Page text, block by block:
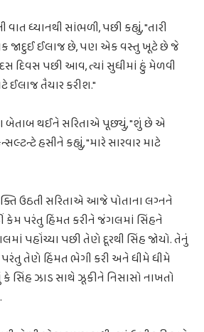
ધ્યાનથી સાંભળી, પછી કહ્યું, "તારી
જાદુઈ ઈલાજ છે, પણ એક વસ્તુ ખૂટે છે જે
દિવસ પછી આવ, ત્યાં સુધીમાં હું મેળવી
ઈલાજ તૈયાર કરીશ."
બેતાબ થઈને સરિતાએ પૂછ્યું, "શું છે એ
હસીને કહ્યું, "મારે સારવાર માટે
ઉઠતી સરિતાએ આજે પોતાના લગ્નને
કેમ પરંતુ હિંમત કરીને જંગલમાં સિંહને
પહોંચ્યા પછી તેણે દૂરથી સિંહ જોયો. તેનું
પરંતુ તેણે હિંમત ભેગી કરી અને ધીમે ધીમે
સિંહ ઝાડ સાથે ઝૂકીને નિસાસો નાખતો